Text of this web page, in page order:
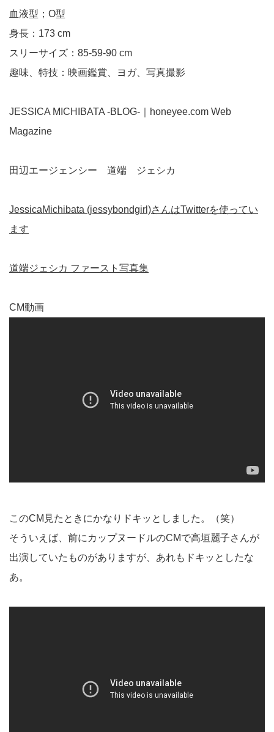
血液型；O型
身長：173 cm
スリーサイズ：85-59-90 cm
趣味、特技：映画鑑賞、ヨガ、写真撮影
JESSICA MICHIBATA -BLOG-｜honeyee.com Web
Magazine
田辺エージェンシー 道端 ジェシカ
JessicaMichibata (jessybondgirl)さんはTwitterを使ってい
ます
道端ジェシカ ファースト写真集
CM動画
このCM見たときにかなりドキッとしました。（笑）
そういえば、前にカップヌードルのCMで高垣麗子さんが
出演していたものがありますが、あれもドキッとしたな
あ。